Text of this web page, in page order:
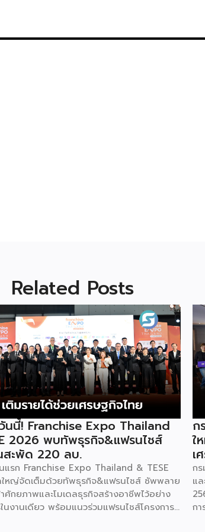
Related Posts
นนี้! Franchise Expo Thailand
2026 พบทัพธุรกิจ&แฟรนไชส์
สะพัด 220 ลบ.
แรก Franchise Expo Thailand & TESE
หญ่จัดเต็มด้วยทัพธุรกิจ&แฟรนไชส์ ซัพพลาย
ศักยภาพและโมเดลธุรกิจสร้างอาชีพไว้อย่าง
นงานเดียว พร้อมแนวร่วมแฟรนไชส์โครงการ
ก
ใ
เ
ก
แ
ก